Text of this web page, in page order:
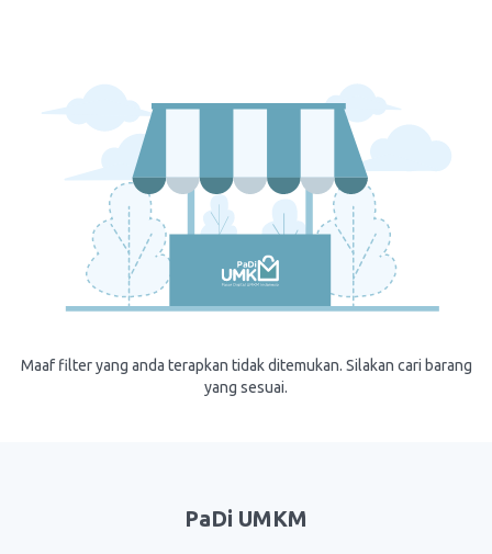
Maaf filter yang anda terapkan tidak ditemukan. Silakan cari barang
yang sesuai.
PaDi UMKM